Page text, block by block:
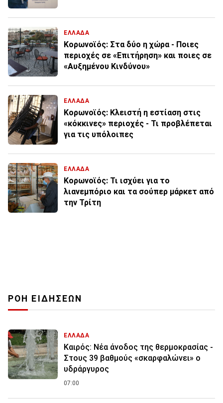
ΕΛΛΑΔΑ
Κορωνοϊός: Στα δύο η χώρα - Ποιες
περιοχές σε «Επιτήρηση» και ποιες σε
«Αυξημένου Κινδύνου»
ΕΛΛΑΔΑ
Κορωνοϊός: Κλειστή η εστίαση στις
«κόκκινες» περιοχές - Τι προβλέπεται
για τις υπόλοιπες
ΕΛΛΑΔΑ
Κορωνοϊός: Τι ισχύει για το
λιανεμπόριο και τα σούπερ μάρκετ από
την Τρίτη
ΡΟΗ ΕΙΔΗΣΕΩΝ
ΕΛΛΑΔΑ
Καιρός: Νέα άνοδος της θερμοκρασίας -
Στους 39 βαθμούς «σκαρφαλώνει» ο
υδράργυρος
07:00